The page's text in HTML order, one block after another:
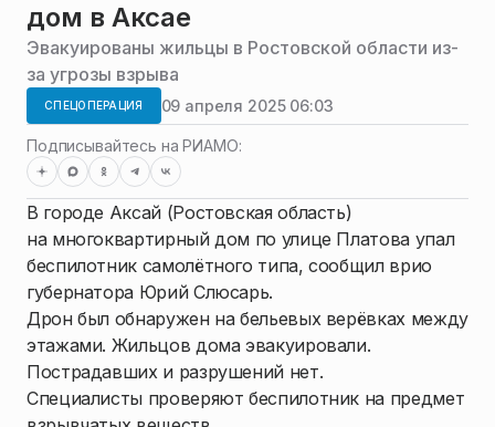
дом в Аксае
Эвакуированы жильцы в Ростовской области из-
за угрозы взрыва
СПЕЦОПЕРАЦИЯ 09 апреля 2025 06:03
Подписывайтесь на РИАМО:
В городе Аксай (Ростовская область)
на многоквартирный дом по улице Платова упал
беспилотник самолётного типа, сообщил врио
губернатора Юрий Слюсарь.
Дрон был обнаружен на бельевых верёвках между
этажами. Жильцов дома эвакуировали.
Пострадавших и разрушений нет.
Специалисты проверяют беспилотник на предмет